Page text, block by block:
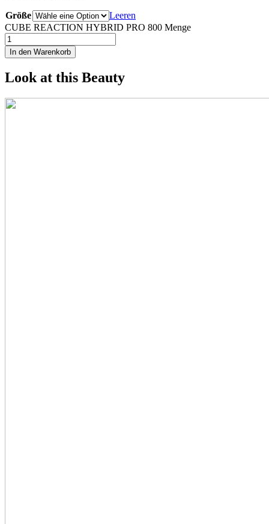
Größe
Leeren
CUBE REACTION HYBRID PRO 800 Menge
In den Warenkorb
Look at this Beauty